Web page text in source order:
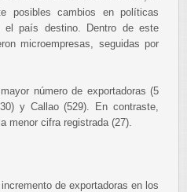
posibles cambios en políticas
el país destino. Dentro de este
microempresas, seguidas por
número de exportadoras (5
y Callao (529). En contraste,
menor cifra registrada (27).
de exportadoras en los